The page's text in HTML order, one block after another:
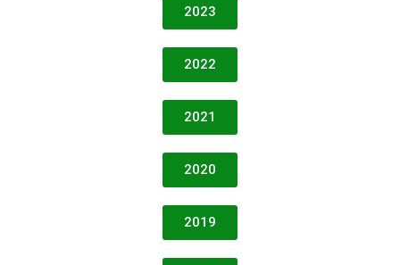
2023
2022
2021
2020
2019